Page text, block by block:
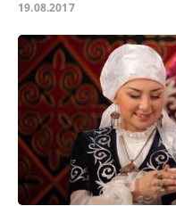
19.08.2017